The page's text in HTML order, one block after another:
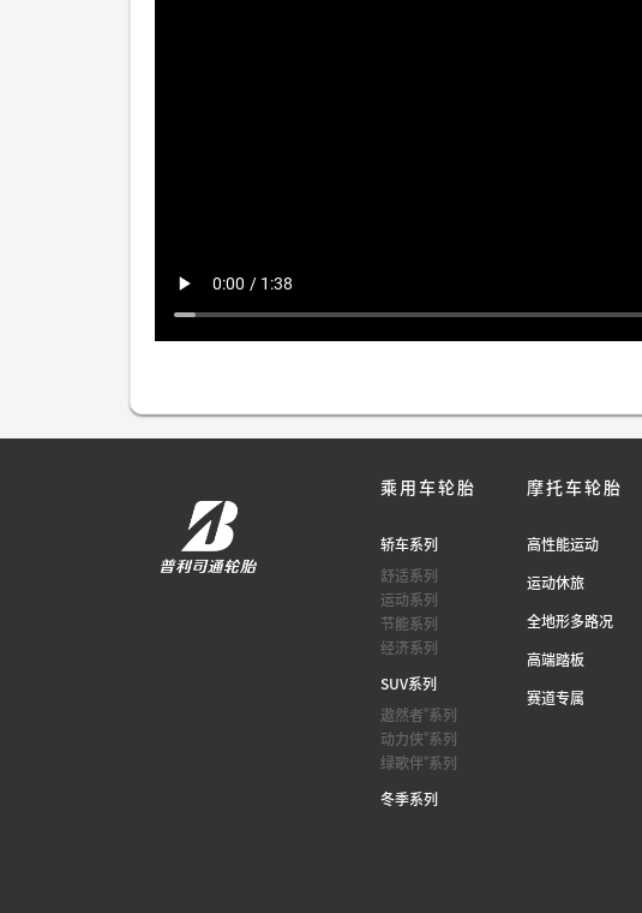
乘用车轮胎
轿车系列
舒适系列
运动系列
节能系列
经济系列
SUV系列
遨然者®系列
动力侠®系列
绿歌伴®系列
冬季系列
摩托车轮胎
高性能运动
运动休旅
全地形多路况
高端踏板
赛道专属